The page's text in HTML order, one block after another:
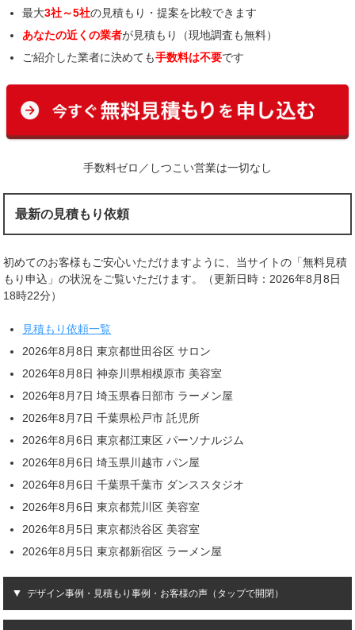
最大3社～5社の見積もり・提案を比較できます
あなたの近くの業者が見積もり（現地調査も無料）
ご紹介した業者に決めても手数料は不要です
手数料ゼロ／しつこい営業は一切なし
最新の見積もり依頼
初めてのお客様もご安心いただけますように、当サイトの「無料見積
もり申込」の状況をご覧いただけます。（更新日時：2026年8月8日
18時22分）
見積もり依頼一覧
2026年8月8日 東京都世田谷区 サロン
2026年8月8日 神奈川県相模原市 美容室
2026年8月7日 埼玉県春日部市 ラーメン屋
2026年8月7日 千葉県松戸市 託児所
2026年8月6日 東京都江東区 パーソナルジム
2026年8月6日 埼玉県川越市 パン屋
2026年8月6日 千葉県千葉市 ダンススタジオ
2026年8月6日 東京都荒川区 美容室
2026年8月5日 東京都渋谷区 美容室
2026年8月5日 東京都新宿区 ラーメン屋
デザイン事例・見積もり事例・お客様の声（タップで開閉）